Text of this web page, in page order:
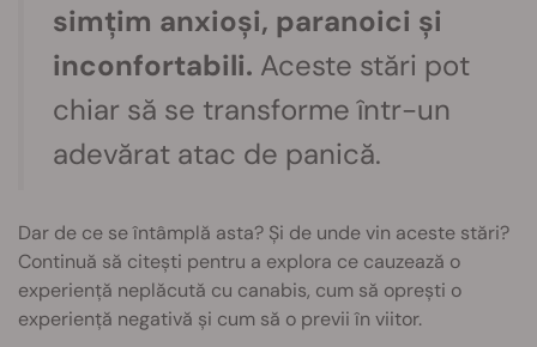
simțim anxioși, paranoici și
inconfortabili. Aceste stări pot
chiar să se transforme într-un
adevărat atac de panică.
Dar de ce se întâmplă asta? Și de unde vin aceste stări?
Continuă să citești pentru a explora ce cauzează o
experiență neplăcută cu canabis, cum să oprești o
experiență negativă și cum să o previi în viitor.